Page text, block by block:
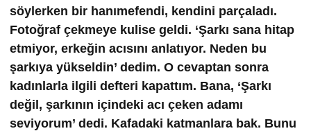
söylerken bir hanımefendi, kendini parçaladı.
Fotoğraf çekmeye kulise geldi. ‘Şarkı sana hitap
etmiyor, erkeğin acısını anlatıyor. Neden bu
şarkıya yükseldin’ dedim. O cevaptan sonra
kadınlarla ilgili defteri kapattım. Bana, ‘Şarkı
değil, şarkının içindeki acı çeken adamı
seviyorum’ dedi. Kafadaki katmanlara bak. Bunu